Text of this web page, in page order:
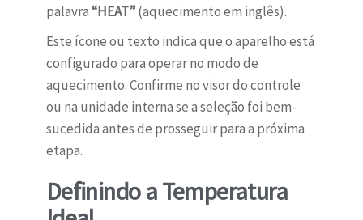
palavra“HEAT”(aquecimento em inglês).
Este ícone ou texto indica que o aparelho está
configurado para operar no modo de
aquecimento. Confirme no visor do controle
ou na unidade interna se a seleção foi bem-
sucedida antes de prosseguir para a próxima
etapa.
Definindo a Temperatura